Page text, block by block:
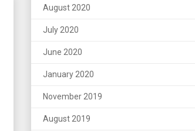
August 2020
July 2020
June 2020
January 2020
November 2019
August 2019